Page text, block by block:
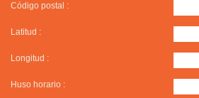
Código postal :
Latitud :
Longitud :
Huso horario :